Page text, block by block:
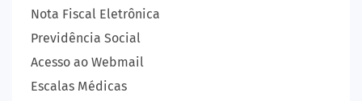
Nota Fiscal Eletrônica
Previdência Social
Acesso ao Webmail
Escalas Médicas